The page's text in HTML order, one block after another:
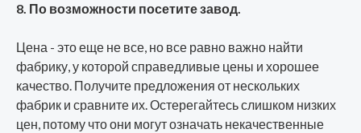
8. По возможности посетите завод.
Цена - это еще не все, но все равно важно найти
фабрику, у которой справедливые цены и хорошее
качество. Получите предложения от нескольких
фабрик и сравните их. Остерегайтесь слишком низких
цен, потому что они могут означать некачественные